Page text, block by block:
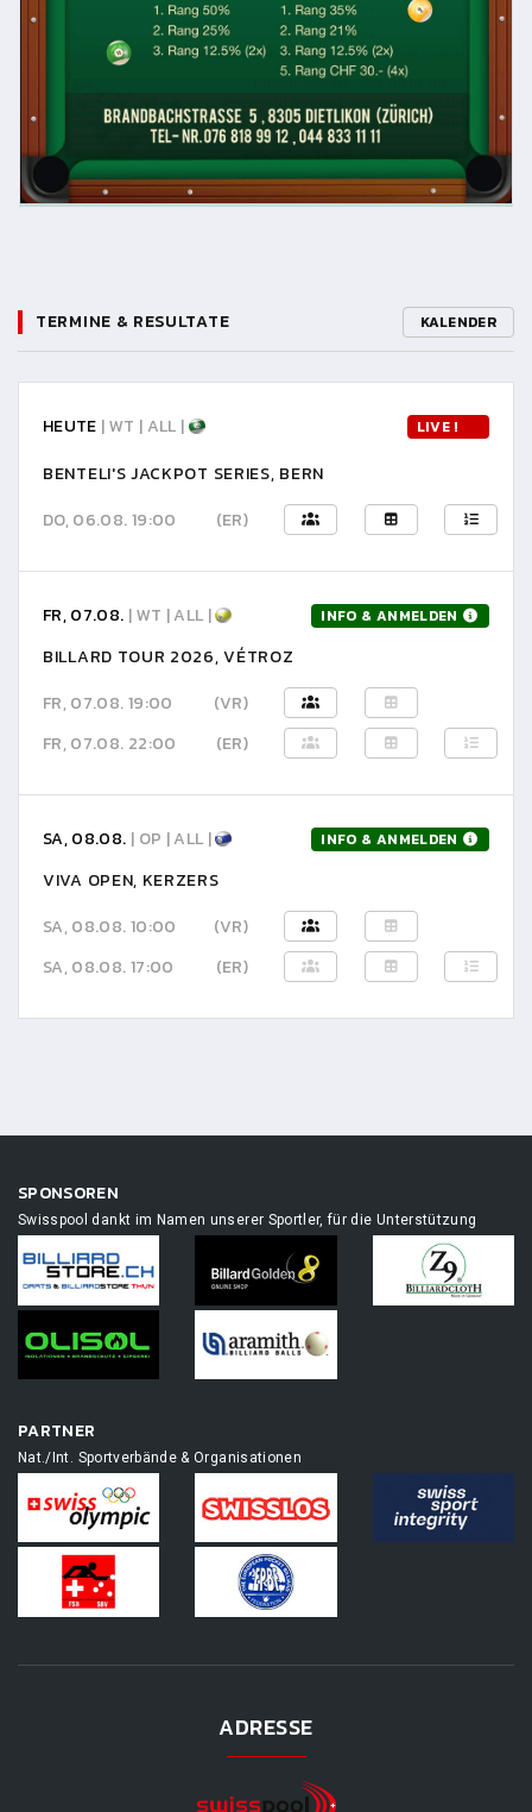
TERMINE & RESULTATE KALENDER
HEUTE | WT | ALL | LIVE !
BENTELI'S JACKPOT SERIES, BERN
DO, 06.08. 19:00
(ER)
FR, 07.08. | WT | ALL | INFO & ANMELDEN
BILLARD TOUR 2026, VÉTROZ
FR, 07.08. 19:00
(VR)
FR, 07.08. 22:00
(ER)
SA, 08.08. | OP | ALL | INFO & ANMELDEN
VIVA OPEN, KERZERS
SA, 08.08. 10:00
(VR)
SA, 08.08. 17:00
(ER)
SPONSOREN
Swisspool dankt im Namen unserer Sportler, für die Unterstützung
PARTNER
Nat./Int. Sportverbände & Organisationen
ADRESSE